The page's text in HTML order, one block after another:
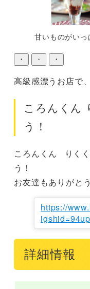
甘いものがいっ
・ ・ ・
高級感漂うお店で
ころんくん
う！
ころんくん   りく
う！
お友達もありがと
https://
詳細情報